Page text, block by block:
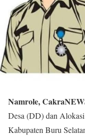
Namrole,
Desa (DD) dan
Kabupaten Buru